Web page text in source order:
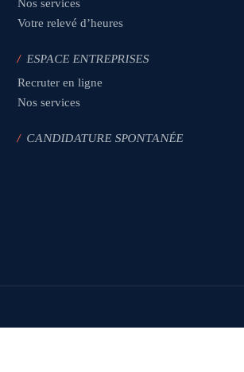
Nos services
Votre relevé d’heures
/ ESPACE ENTREPRISES
Recruter en ligne
Nos services
/ CANDIDATURE SPONTANÉE